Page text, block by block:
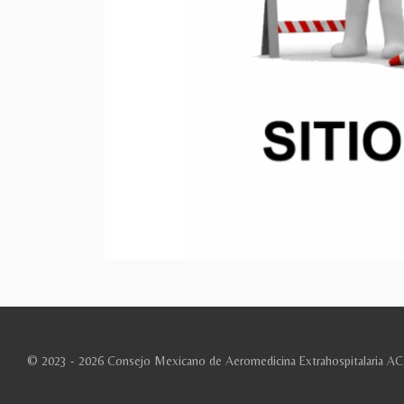
© 2023 - 2026 Consejo Mexicano de Aeromedicina Extrahospitalaria